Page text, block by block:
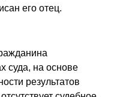
его отец.
суда, на основе
результатов